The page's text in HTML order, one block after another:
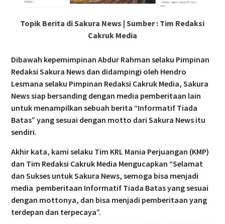
Topik Berita di Sakura News | Sumber : Tim Redaksi
Cakruk Media
Dibawah kepemimpinan Abdur Rahman selaku Pimpinan
Redaksi Sakura News dan didampingi oleh Hendro
Lesmana selaku Pimpinan Redaksi Cakruk Media, Sakura
News siap bersanding dengan media pemberitaan lain
untuk menampilkan sebuah berita “Informatif Tiada
Batas” yang sesuai dengan motto dari Sakura News itu
sendiri.
Akhir kata, kami selaku Tim KRL Mania Perjuangan (KMP)
dan Tim Redaksi Cakruk Media Mengucapkan “Selamat
dan Sukses untuk Sakura News, semoga bisa menjadi
media pemberitaan Informatif Tiada Batas yang sesuai
dengan mottonya, dan bisa menjadi pemberitaan yang
terdepan dan terpecaya”.